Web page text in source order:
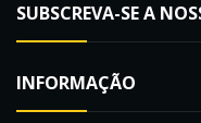
SUBSCREVA-SE A
INFORMAÇÃO